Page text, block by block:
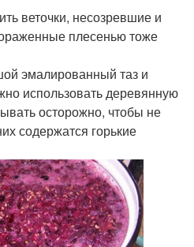
веточки, несозревшие и
плесенью тоже
эмалированный таз и
использовать деревянную
осторожно, чтобы не
содержатся горькие